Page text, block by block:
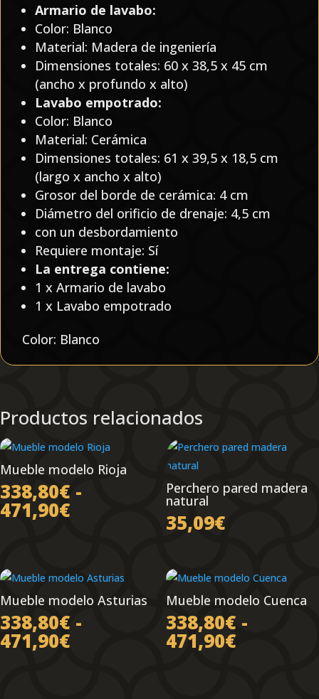
Armario de lavabo:
Color: Blanco
Material: Madera de ingeniería
Dimensiones totales: 60 x 38,5 x 45 cm
(ancho x profundo x alto)
Lavabo empotrado:
Color: Blanco
Material: Cerámica
Dimensiones totales: 61 x 39,5 x 18,5 cm
(largo x ancho x alto)
Grosor del borde de cerámica: 4 cm
Diámetro del orificio de drenaje: 4,5 cm
con un desbordamiento
Requiere montaje: Sí
La entrega contiene:
1 x Armario de lavabo
1 x Lavabo empotrado
Color: Blanco
Productos relacionados
Mueble modelo Rioja
338,80€ -
471,90€
338,80€
hasta
471,90€
Perchero pared madera
natural
35,09€
Mueble modelo Asturias
338,80€ -
471,90€
Mueble modelo Cuenca
338,80€ -
471,90€Rango